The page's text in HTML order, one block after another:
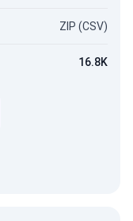
ZIP (CSV)
16.8K